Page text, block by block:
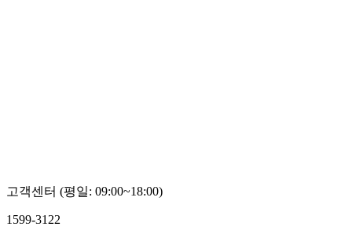
고객센터 (평일: 09:00~18:00)
1599-3122